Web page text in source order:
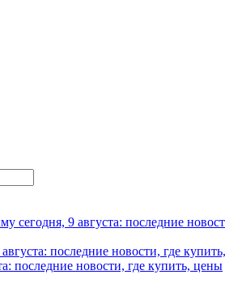
сегодня, 9 августа: последние
последние новости, где
последние новости, где купить, цены